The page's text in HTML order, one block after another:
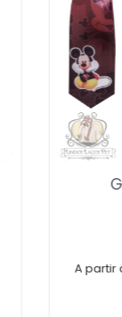
A partir